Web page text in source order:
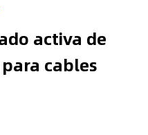
activa de
cables